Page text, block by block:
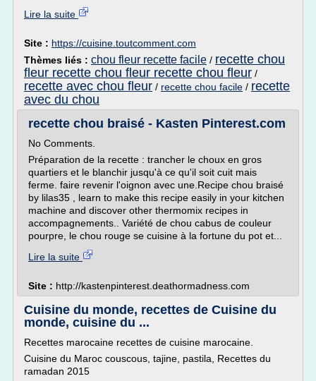
Lire la suite
Site : https://cuisine.toutcomment.com
Thèmes liés : chou fleur recette facile / recette chou
fleur recette chou fleur recette chou fleur /
recette avec chou fleur / recette chou facile / recette
avec du chou
recette chou braisé - Kasten Pinterest.com
No Comments.
Préparation de la recette : trancher le choux en gros
quartiers et le blanchir jusqu'à ce qu'il soit cuit mais
ferme. faire revenir l'oignon avec une.Recipe chou braisé
by lilas35 , learn to make this recipe easily in your kitchen
machine and discover other thermomix recipes in
accompagnements.. Variété de chou cabus de couleur
pourpre, le chou rouge se cuisine à la fortune du pot et...
Lire la suite
Site : http://kastenpinterest.deathormadness.com
Cuisine du monde, recettes de Cuisine du
monde, cuisine du ...
Recettes marocaine recettes de cuisine marocaine.
Cuisine du Maroc couscous, tajine, pastila, Recettes du
ramadan 2015